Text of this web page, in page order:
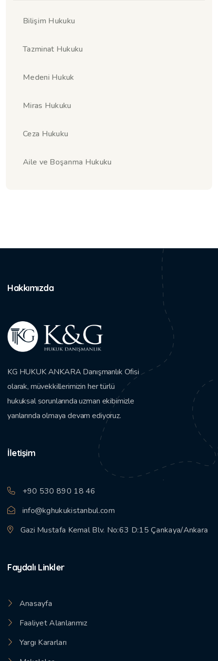
Bilişim Hukuku
Tazminat Hukuku
Medeni Hukuk
Miras Hukuku
Ceza Hukuku
Aile ve Boşanma Hukuku
Hakkımızda
KG HUKUK ANKARA Danışmanlık Ofisi
olarak, müvekkillerimizin her türlü
hukuksal sorunlarında uzman ekibimizle
yanlarında olmaya devam ediyoruz.
İletişim
+90 530 890 18 46
info@kghukukistanbul.com
Gazi Mustafa Kemal Blv. No:63 D:15 Çankaya/Ankara
Faydalı Linkler
Anasayfa
Faaliyet Alanlarımız
Yargı Kararları